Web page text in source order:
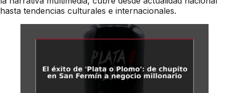
hasta tendencias culturales e internacionales.